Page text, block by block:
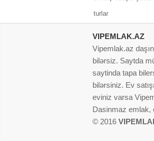
turlar
VIPEMLAK.AZ
Vipemlak.az
bilərsiz. Saytda
saytinda tapa
bilərsiniz. Ev
eviniz varsa
Dasinmaz emlak,
© 2016